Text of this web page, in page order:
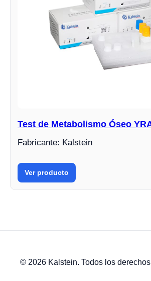
Test de Metabolismo Óseo
Fabricante: Kalstein
Ver producto
© 2026 Kalstein. Todos los